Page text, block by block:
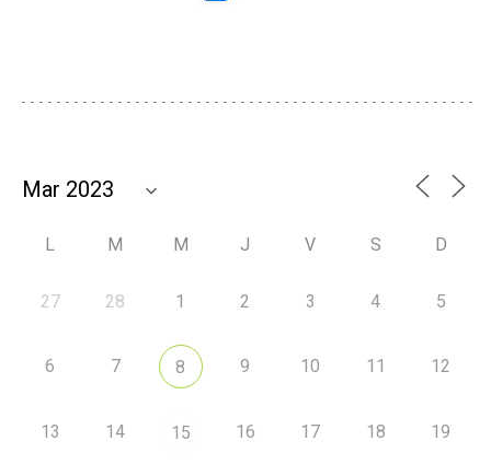
L M M J V S D
27 28 1 2 3 4 5
6 7 8 9 10 11 12
13 14 15 16 17 18 19